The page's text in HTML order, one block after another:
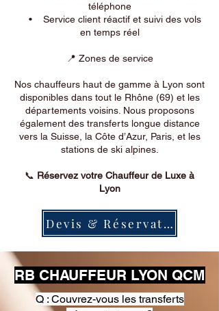
téléphone
• Service client réactif et suivi des vols
en temps réel
📍 Zones de service
Nos chauffeurs haut de gamme à Lyon sont
disponibles dans tout le Rhône (69) et les
départements voisins. Nous proposons
également des transferts longue distance
vers la Suisse, la Côte d’Azur, Paris, et les
stations de ski alpines.
📞 Réservez votre Chauffeur de Luxe à
Lyon
Devis & Réservation
RB CHAUFFEUR LYON QCM
Q : Couvrez-vous les transferts